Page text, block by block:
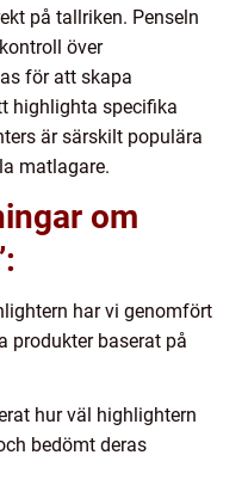
på tallriken. Penseln
över
för att skapa
highlighta specifika
är särskilt populära
matlagare.
om
har vi genomfört
produkter baserat på
hur väl highlightern
bedömt deras